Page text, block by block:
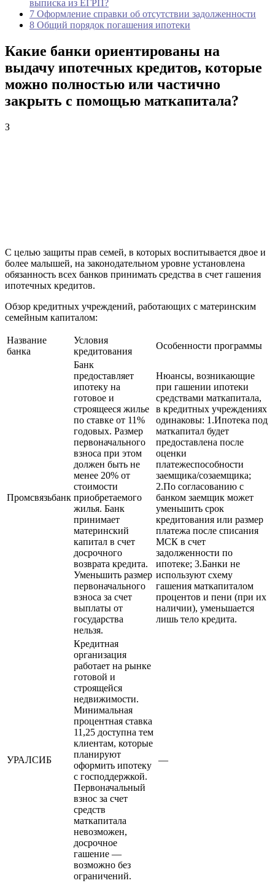
выписка из ЕГРП?
7 Оформление справки об отсутствии задолженности
8 Общий порядок погашения ипотеки
Какие банки ориентированы на
выдачу ипотечных кредитов, которые
можно полностью или частично
закрыть с помощью маткапитала?
З
С целью защиты прав семей, в которых воспитывается двое и
более малышей, на законодательном уровне установлена
обязанность всех банков принимать средства в счет гашения
ипотечных кредитов.
Обзор кредитных учреждений, работающих с материнским
семейным капиталом:
Название
банка
Условия
кредитования
Особенности программы
Промсвязьбанк
Банк
предоставляет
ипотеку на
готовое и
строящееся жилье
по ставке от 11%
годовых. Размер
первоначального
взноса при этом
должен быть не
менее 20% от
стоимости
приобретаемого
жилья. Банк
принимает
материнский
капитал в счет
досрочного
возврата кредита.
Уменьшить размер
первоначального
взноса за счет
выплаты от
государства
нельзя.
Нюансы, возникающие
при гашении ипотеки
средствами маткапитала,
в кредитных учреждениях
одинаковы: 1.Ипотека под
маткапитал будет
предоставлена после
оценки
платежеспособности
заемщика/созаемщика;
2.По согласованию с
банком заемщик может
уменьшить срок
кредитования или размер
платежа после списания
МСК в счет
задолженности по
ипотеке; 3.Банки не
используют схему
гашения маткапиталом
процентов и пени (при их
наличии), уменьшается
лишь тело кредита.
УРАЛСИБ
Кредитная
организация
работает на рынке
готовой и
строящейся
недвижимости.
Минимальная
процентная ставка
11,25 доступна тем
клиентам, которые
планируют
оформить ипотеку
с господдержкой.
Первоначальный
взнос за счет
средств
маткапитала
невозможен,
досрочное
гашение —
возможно без
ограничений.
—